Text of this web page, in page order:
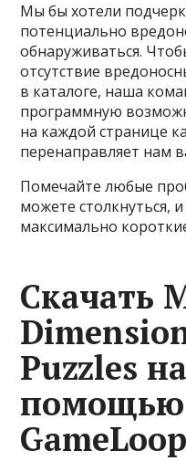
Мы бы хотели
потенциально
обнаруживаться.
отсутствие
в каталоге, наша
программную
на каждой странице
перенаправляет нам
Помечайте любые
можете столкнуться,
максимально
Скачать
Puzzles
помощью
GameLoop